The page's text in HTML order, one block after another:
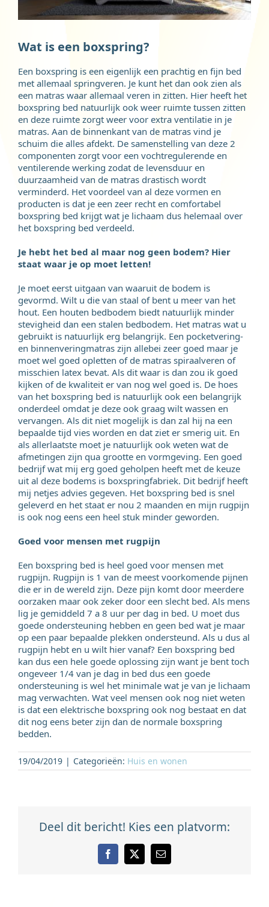
Wat is een boxspring?
Een boxspring is een eigenlijk een prachtig en fijn bed
met allemaal springveren. Je kunt het dan ook zien als
een matras waar allemaal veren in zitten. Hier heeft het
boxspring bed natuurlijk ook weer ruimte tussen zitten
en deze ruimte zorgt weer voor extra ventilatie in je
matras. Aan de binnenkant van de matras vind je
schuim die alles afdekt. De samenstelling van deze 2
componenten zorgt voor een vochtregulerende en
ventilerende werking zodat de levensduur en
duurzaamheid van de matras drastisch wordt
verminderd. Het voordeel van al deze vormen en
producten is dat je een zeer recht en comfortabel
boxspring bed krijgt wat je lichaam dus helemaal over
het boxspring bed verdeeld.
Je hebt het bed al maar nog geen bodem? Hier
staat waar je op moet letten!
Je moet eerst uitgaan van waaruit de bodem is
gevormd. Wilt u die van staal of bent u meer van het
hout. Een houten bedbodem biedt natuurlijk minder
stevigheid dan een stalen bedbodem. Het matras wat u
gebruikt is natuurlijk erg belangrijk. Een pocketvering-
en binnenveringmatras zijn allebei zeer goed maar je
moet wel goed opletten of de matras spiraalveren of
misschien latex bevat. Als dit waar is dan zou ik goed
kijken of de kwaliteit er van nog wel goed is. De hoes
van het boxspring bed is natuurlijk ook een belangrijk
onderdeel omdat je deze ook graag wilt wassen en
vervangen. Als dit niet mogelijk is dan zal hij na een
bepaalde tijd vies worden en dat ziet er smerig uit. En
als allerlaatste moet je natuurlijk ook weten wat de
afmetingen zijn qua grootte en vormgeving. Een goed
bedrijf wat mij erg goed geholpen heeft met de keuze
uit al deze bodems is boxspringfabriek. Dit bedrijf heeft
mij netjes advies gegeven. Het boxspring bed is snel
geleverd en het staat er nou 2 maanden en mijn rugpijn
is ook nog eens een heel stuk minder geworden.
Goed voor mensen met rugpijn
Een boxspring bed is heel goed voor mensen met
rugpijn. Rugpijn is 1 van de meest voorkomende pijnen
die er in de wereld zijn. Deze pijn komt door meerdere
oorzaken maar ook zeker door een slecht bed. Als mens
lig je gemiddeld 7 a 8 uur per dag in bed. U moet dus
goede ondersteuning hebben en geen bed wat je maar
op een paar bepaalde plekken ondersteund. Als u dus al
rugpijn hebt en u wilt hier vanaf? Een boxspring bed
kan dus een hele goede oplossing zijn want je bent toch
ongeveer 1/4 van je dag in bed dus een goede
ondersteuning is wel het minimale wat je van je lichaam
mag verwachten. Wat veel mensen ook nog niet weten
is dat een elektrische boxspring ook nog bestaat en dat
dit nog eens beter zijn dan de normale boxspring
bedden.
19/04/2019 | Categorieën: Huis en wonen
Deel dit bericht! Kies een platvorm:
Facebook
X
E-